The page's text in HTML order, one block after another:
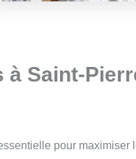
Saint-
pour